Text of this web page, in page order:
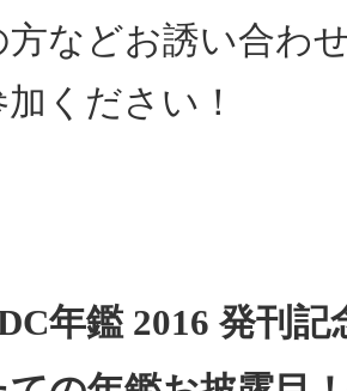
方などお誘い合わ
ください！
年鑑 2016 発刊